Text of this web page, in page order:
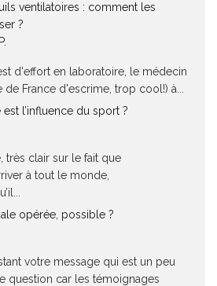
ventilatoires : comment les
?
d'effort en laboratoire, le médecin
France d'escrime, trop cool!) à...
l’influence du sport ?
très clair sur le fait que
à tout le monde,
opérée, possible ?
votre message qui est un peu
question car les témoignages